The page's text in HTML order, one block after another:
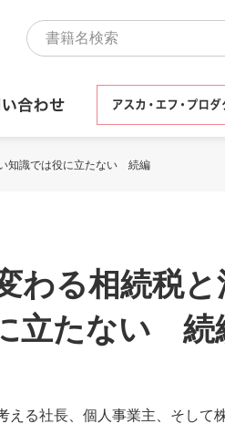
知識では役に立たない 続編
わる相続税
立たない 続
える社長、個人事業主、そして